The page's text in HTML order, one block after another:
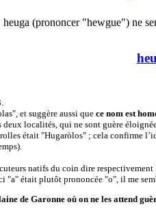
heuga (prononcer "hewgue") ne
et suggère aussi que ce nom est
localités, qui ne sont guère
était "Hugaròlos" ; cela confirme
natifs du coin dire
était plutôt prononcée "o", il me
de Garonne où on ne les attend